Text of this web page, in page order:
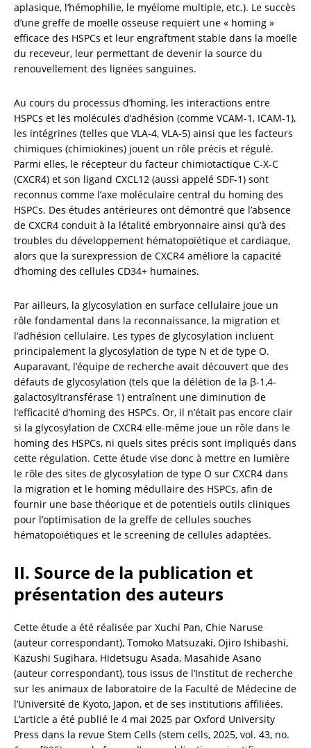
aplasique, l’hémophilie, le myélome multiple, etc.). Le succès
d’une greffe de moelle osseuse requiert une « homing »
efficace des HSPCs et leur engraftment stable dans la moelle
du receveur, leur permettant de devenir la source du
renouvellement des lignées sanguines.
Au cours du processus d’homing, les interactions entre
HSPCs et les molécules d’adhésion (comme VCAM-1, ICAM-1),
les intégrines (telles que VLA-4, VLA-5) ainsi que les facteurs
chimiques (chimiokines) jouent un rôle précis et régulé.
Parmi elles, le récepteur du facteur chimiotactique C-X-C
(CXCR4) et son ligand CXCL12 (aussi appelé SDF-1) sont
reconnus comme l’axe moléculaire central du homing des
HSPCs. Des études antérieures ont démontré que l’absence
de CXCR4 conduit à la létalité embryonnaire ainsi qu’à des
troubles du développement hématopoïétique et cardiaque,
alors que la surexpression de CXCR4 améliore la capacité
d’homing des cellules CD34+ humaines.
Par ailleurs, la glycosylation en surface cellulaire joue un
rôle fondamental dans la reconnaissance, la migration et
l’adhésion cellulaire. Les types de glycosylation incluent
principalement la glycosylation de type N et de type O.
Auparavant, l’équipe de recherche avait découvert que des
défauts de glycosylation (tels que la délétion de la β-1,4-
galactosyltransférase 1) entraînent une diminution de
l’efficacité d’homing des HSPCs. Or, il n’était pas encore clair
si la glycosylation de CXCR4 elle-même joue un rôle dans le
homing des HSPCs, ni quels sites précis sont impliqués dans
cette régulation. Cette étude vise donc à mettre en lumière
le rôle des sites de glycosylation de type O sur CXCR4 dans
la migration et le homing médullaire des HSPCs, afin de
fournir une base théorique et de potentiels outils cliniques
pour l’optimisation de la greffe de cellules souches
hématopoïétiques et le screening de cellules adaptées.
II. Source de la publication et
présentation des auteurs
Cette étude a été réalisée par Xuchi Pan, Chie Naruse
(auteur correspondant), Tomoko Matsuzaki, Ojiro Ishibashi,
Kazushi Sugihara, Hidetsugu Asada, Masahide Asano
(auteur correspondant), tous issus de l’Institut de recherche
sur les animaux de laboratoire de la Faculté de Médecine de
l’Université de Kyoto, Japon, et de ses institutions affiliées.
L’article a été publié le 4 mai 2025 par Oxford University
Press dans la revue Stem Cells (stem cells, 2025, vol. 43, no.